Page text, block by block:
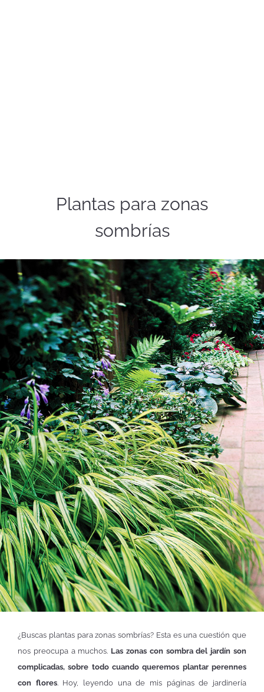
Plantas para zonas
sombrías
¿Buscas plantas para zonas sombrías? Esta es una cuestión que
nos preocupa a muchos. Las zonas con sombra del jardín son
complicadas, sobre todo cuando queremos plantar perennes
con flores. Hoy, leyendo una de mis páginas de jardinería